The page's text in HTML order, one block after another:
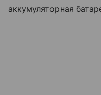
аккумуляторная